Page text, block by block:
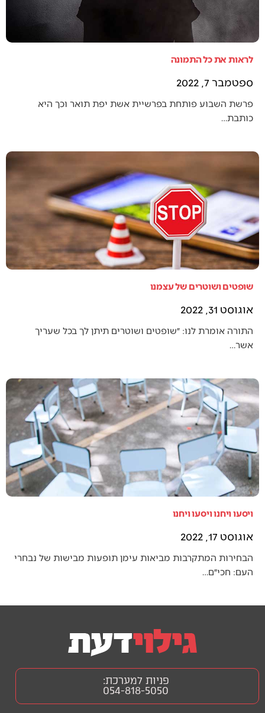
לראות את כל התמונה
ספטמבר 7, 2022
פרשת השבוע פותחת בפרשיית אשת יפת תואר וכך היא
כותבת…
שופטים ושוטרים של עצמנו
אוגוסט 31, 2022
התורה אומרת לנו: ״שופטים ושוטרים תיתן לך בכל שעריך
אשר…
ויסעו ויחנו ויסעו ויחנו
אוגוסט 17, 2022
הבחירות המתקרבות מביאות עימן תופעות מבישות של נבחרי
העם: חכי״ם…
פניות למערכת:
054-818-5050